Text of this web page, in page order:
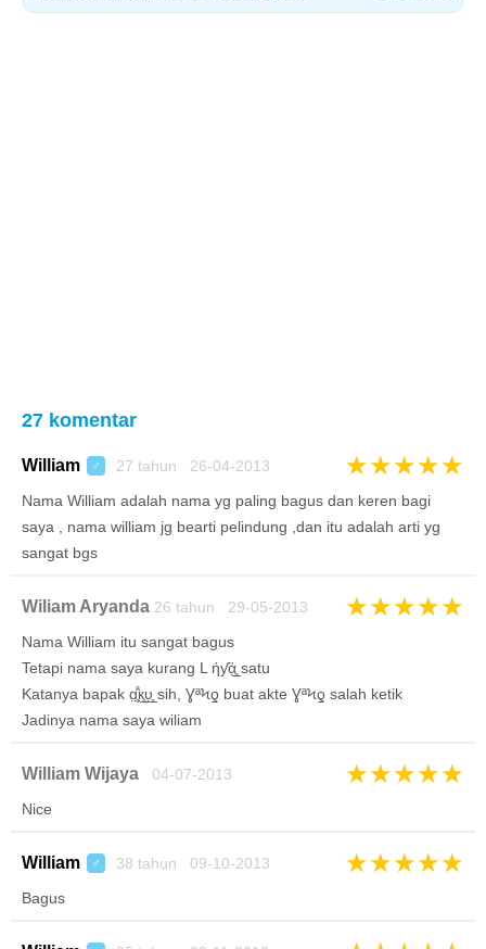
27 komentar
William ♂ 27 tahun 26-04-2013 ★★★★★
Nama William adalah nama yg paling bagus dan keren bagi
saya , nama william jg bearti pelindung ,dan itu adalah arti yg
sangat bgs
Wiliam Aryanda 26 tahun 29-05-2013 ★★★★★
Nama William itu sangat bagus
Tetapi nama saya kurang L ήƴά̲̣̥ satu
Katanya bapak ɑ̤̥̈̊к̲̣̣̥υ̲̣̥ sih, ƔªϞƍ buat akte ƔªϞƍ salah ketik
Jadinya nama saya wiliam
William Wijaya 04-07-2013 ★★★★★
Nice
William ♂ 38 tahun 09-10-2013 ★★★★★
Bagus